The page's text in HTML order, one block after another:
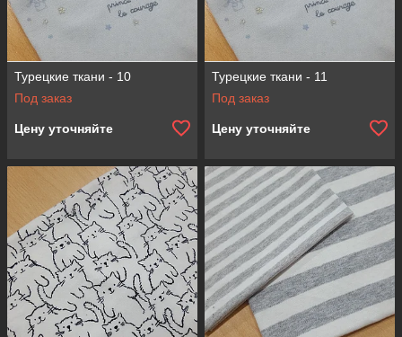
Турецкие ткани - 10
Под заказ
Цену уточняйте
Турецкие ткани - 11
Под заказ
Цену уточняйте